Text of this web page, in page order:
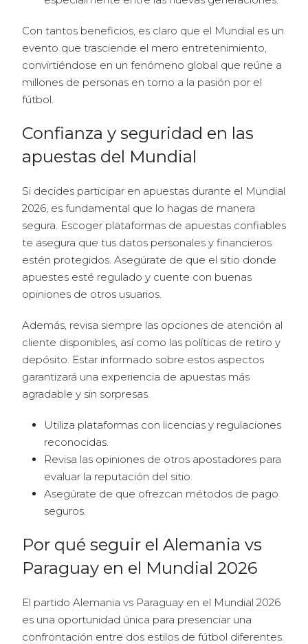
Con tantos beneficios, es claro que el Mundial es un
evento que trasciende el mero entretenimiento,
convirtiéndose en un fenómeno global que reúne a
millones de personas en torno a la pasión por el
fútbol.
Confianza y seguridad en las
apuestas del Mundial
Si decides participar en apuestas durante el Mundial
2026, es fundamental que lo hagas de manera
segura. Escoger plataformas de apuestas confiables
te asegura que tus datos personales y financieros
estén protegidos. Asegúrate de que el sitio donde
apuestes esté regulado y cuente con buenas
opiniones de otros usuarios.
Además, revisa siempre las opciones de atención al
cliente disponibles, así como las políticas de retiro y
depósito. Estar informado sobre estos aspectos
garantizará una experiencia de apuestas más
agradable y sin sorpresas.
Utiliza plataformas con licencias y regulaciones
reconocidas.
Revisa las opiniones de otros apostadores para
evaluar la reputación del sitio.
Asegúrate de que ofrezcan métodos de pago
seguros.
Por qué seguir el Alemania vs
Paraguay en el Mundial 2026
El partido Alemania vs Paraguay en el Mundial 2026
es una oportunidad única para presenciar una
confrontación entre dos estilos de fútbol diferentes.